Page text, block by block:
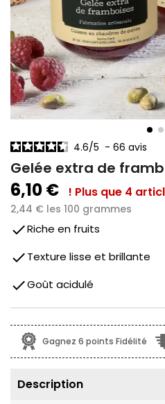
4.6/5 - 66 avis
Gelée extra de
6,10 € ! Plus que 4
2,44 € les 100 grammes
doneRiche en fruits
doneTexture lisse et brillante
doneGoût acidulé
Gagnez 6 points Fidélité
Description